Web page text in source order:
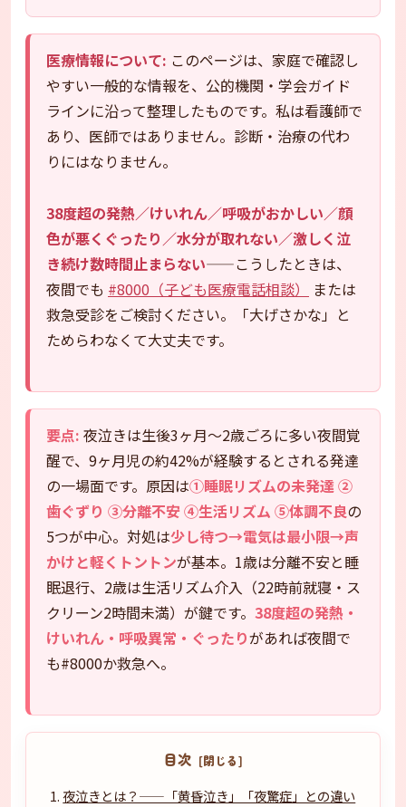
医療情報について: このページは、家庭で確認し
やすい一般的な情報を、公的機関・学会ガイド
ラインに沿って整理したものです。私は看護師で
あり、医師ではありません。診断・治療の代わ
りにはなりません。
38度超の発熱／けいれん／呼吸がおかしい／顔
色が悪くぐったり／水分が取れない／激しく泣
き続け数時間止まらない——こうしたときは、
夜間でも #8000（子ども医療電話相談）
または
救急受診をご検討ください。「大げさかな」と
ためらわなくて大丈夫です。
要点: 夜泣きは生後3ヶ月〜2歳ごろに多い夜間覚
醒で、9ヶ月児の約42%が経験するとされる発達
の一場面です。原因は①睡眠リズムの未発達 ②
歯ぐずり ③分離不安 ④生活リズム ⑤体調不良の
5つが中心。対処は少し待つ→電気は最小限→声
かけと軽くトントンが基本。1歳は分離不安と睡
眠退行、2歳は生活リズム介入（22時前就寝・ス
クリーン2時間未満）が鍵です。 38度超の発熱・
けいれん・呼吸異常・ぐったりがあれば夜間で
も#8000か救急へ。
目次
夜泣きとは？——「黄昏泣き」「夜驚症」との違い